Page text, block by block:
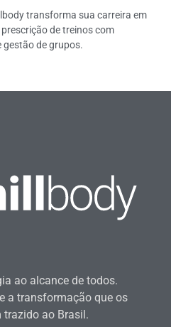
transforma sua carreira em
de treinos com
de grupos.
ao alcance de todos.
a transformação que os
ao Brasil.